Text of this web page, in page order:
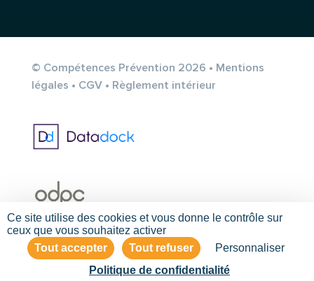
© Compétences Prévention 2026 • Mentions
légales • CGV• Règlement intérieur
Ce site utilise des cookies et vous donne le contrôle sur
ceux que vous souhaitez activer
Tout accepter
Tout refuser
Personnaliser
Politique de confidentialité